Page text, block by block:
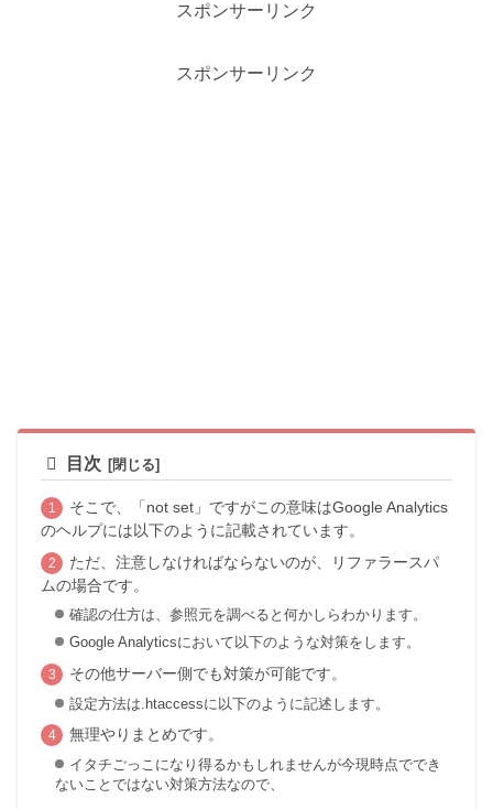
スポンサーリンク
スポンサーリンク
目次
そこで、「not set」ですがこの意味はGoogle Analytics
のヘルプには以下のように記載されています。
ただ、注意しなければならないのが、リファラースパ
ムの場合です。
確認の仕方は、参照元を調べると何かしらわかります。
Google Analyticsにおいて以下のような対策をします。
その他サーバー側でも対策が可能です。
設定方法は.htaccessに以下のように記述します。
無理やりまとめです。
イタチごっこになり得るかもしれませんが今現時点ででき
ないことではない対策方法なので、